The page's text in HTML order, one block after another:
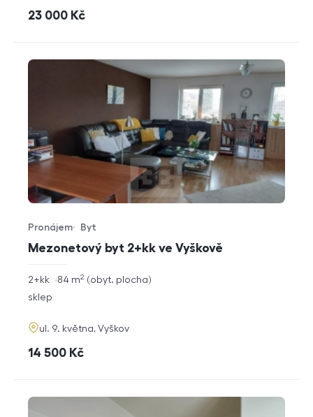
cena
23 000 Kč
Mezonetový byt 2+kk ve Vyškově
Typ nabídky
Pronájem
Typ nemovitosti
Byt
rozměry
2+kk obyt. plocha
84 m2
funkce
sklep
adresa
ul. 9. května, Vyškov
cena
14 500 Kč